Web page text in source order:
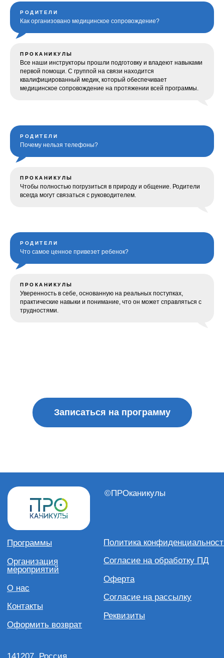
РОДИТЕЛИ
Как организовано медицинское сопровождение?
ПРОКАНИКУЛЫ
Все наши инструкторы прошли подготовку и владеют навыками
первой помощи. С группой на связи находится
квалифицированный медик, который обеспечивает
медицинское сопровождение на протяжении всей программы.
РОДИТЕЛИ
Почему нельзя телефоны?
ПРОКАНИКУЛЫ
Чтобы полностью погрузиться в природу и общение. Родители
всегда могут связаться с руководителем.
РОДИТЕЛИ
Что самое ценное привезет ребенок?
ПРОКАНИКУЛЫ
Уверенность в себе, основанную на реальных поступках,
практические навыки и понимание, что он может справляться с
трудностями.
Записаться на программу